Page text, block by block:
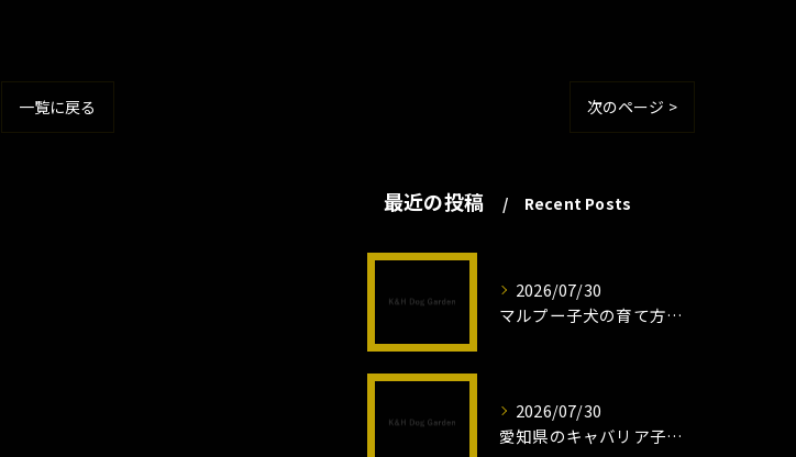
一覧に戻る 次のページ >
最近の投稿 Recent Posts
2026/07/30
マルプー子犬の育て方と魅力解説
2026/07/30
愛知県のキャバリア子犬の魅力秘話